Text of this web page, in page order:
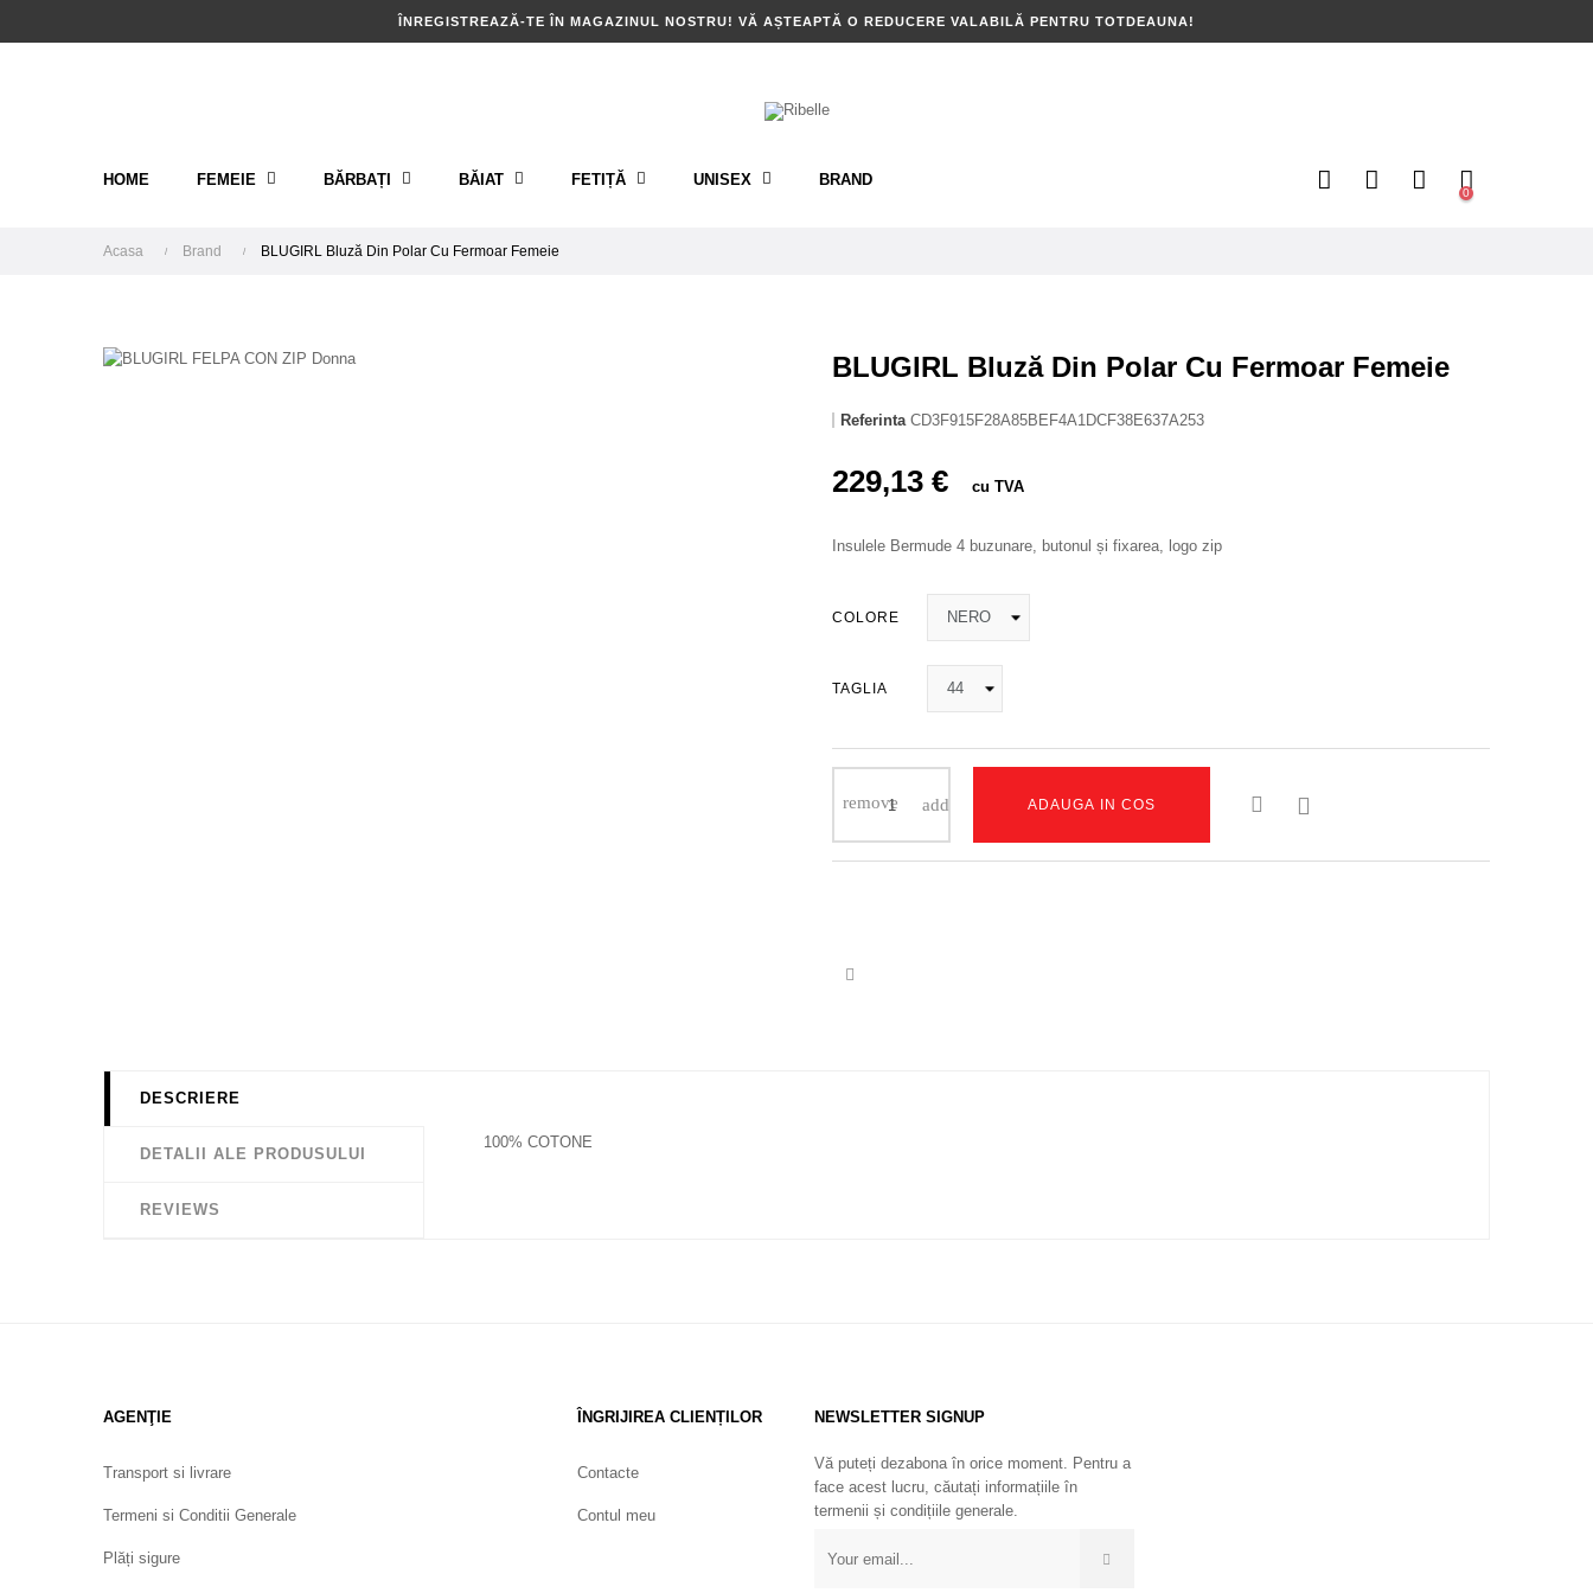
ÎNREGISTREAZĂ-TE ÎN MAGAZINUL NOSTRU! VĂ AȘTEAPTĂ O REDUCERE VALABILĂ PENTRU TOTDEAUNA!
HOME FEMEIE BĂRBAȚI BĂIAT FETIȚĂ UNISEX BRAND
0
Acasa Brand BLUGIRL Bluză Din Polar Cu Fermoar Femeie
BLUGIRL Bluză Din Polar Cu Fermoar Femeie
Referinta CD3F915F28A85BEF4A1DCF38E637A253
229,13 € cu TVA
Insulele Bermude 4 buzunare, butonul și fixarea, logo zip
COLORE
TAGLIA
ADAUGA IN COS 
DESCRIERE
DETALII ALE PRODUSULUI
REVIEWS
100% COTONE
AGENŢIE
Transport si livrare
Termeni si Conditii Generale
Plăți sigure
ÎNGRIJIREA CLIENȚILOR
Contacte
Contul meu
NEWSLETTER SIGNUP
Vă puteți dezabona în orice moment. Pentru a
face acest lucru, căutați informațiile în
termenii și condițiile generale.